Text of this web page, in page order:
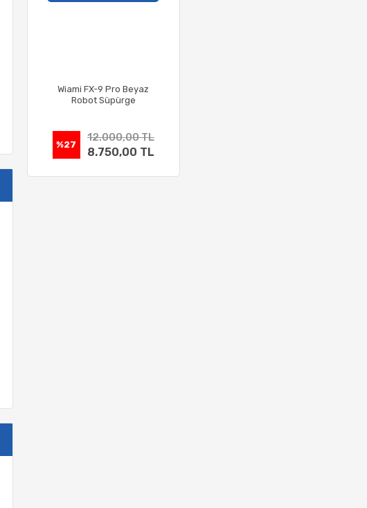
Wiami FX-9 Pro Beyaz
Robot Süpürge
%27
12.000,00 TL
8.750,00 TL